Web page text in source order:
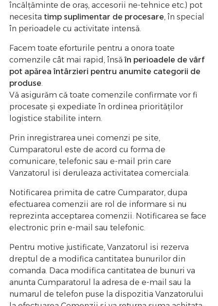
încălțăminte de oraș, accesorii ne-tehnice etc.) pot
necesita timp suplimentar de procesare, în special
în perioadele cu activitate intensă.
Facem toate eforturile pentru a onora toate
comenzile cât mai rapid, însăîn perioadele de vârf
pot apărea întârzieri pentru anumite categorii de
produse.
Vă asigurăm că toate comenzile confirmate vor fi
procesate și expediate în ordinea priorităților
logistice stabilite intern.
Prin inregistrarea unei comenzi pe site,
Cumparatorul este de acord cu forma de
comunicare, telefonic sau e-mail prin care
Vanzatorul isi deruleaza activitatea comerciala.
Notificarea primita de catre Cumparator, dupa
efectuarea comenzii are rol de informare si nu
reprezinta acceptarea comenzii. Notificarea se face
electronic prin e-mail sau telefonic.
Pentru motive justificate, Vanzatorul isi rezerva
dreptul de a modifica cantitatea bunurilor din
comanda. Daca modifica cantitatea de bunuri va
anunta Cumparatorul la adresa de e-mail sau la
numarul de telefon puse la dispozitia Vanzatorului